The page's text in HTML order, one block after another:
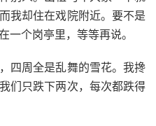
我却住在戏院附近。要不是
一个岗亭里，等等再说。
周全是乱舞的雪花。我搀
们只跌下两次，每次都跌得